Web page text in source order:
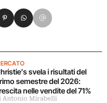
svela i risultati del
semestre del 2026:
nelle vendite del 71%
Antonio Mirabelli
Xsu LinkedIn
su Pinterest
Condividi su WhatsApp
Condividi su Email